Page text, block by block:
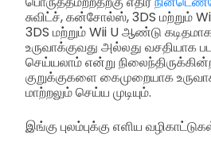
சுவிட்ச், கன்சோல்ஸ், 3DS மற்றும்
3DS மற்றும் Wii U ஆண்டு
உருவாக்குவது அல்லது வசதியாக
செய்யலாம் என்று
குறுக்குகளை கைமுறையாக
மாற்றலும் செய்ய முடியும்.
இங்கு புலம்புக்கு எளிய